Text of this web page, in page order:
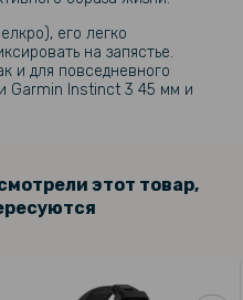
его легко
на запястье.
и для повседневного
Garmin Instinct 3 45 мм и
этот товар,